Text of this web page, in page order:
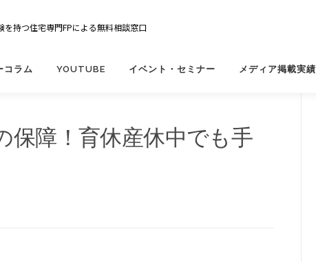
持つ住宅専門FPによる無料相談窓口
コラム YOUTUBE イベント・セミナー メディア掲載実績
保障！育休産休中でも手